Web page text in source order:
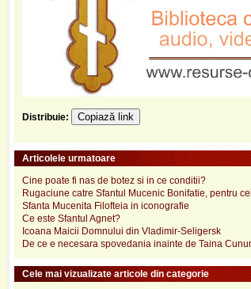
Distribuie: Copiază link
Articolele urmatoare
Cine poate fi nas de botez si in ce conditii?
Rugaciune catre Sfantul Mucenic Bonifatie, pentru
Sfanta Mucenita Filofteia in iconografie
Ce este Sfantul Agnet?
Icoana Maicii Domnului din Vladimir-Seligersk
De ce e necesara spovedania inainte de Taina
Cele mai vizualizate articole din categorie